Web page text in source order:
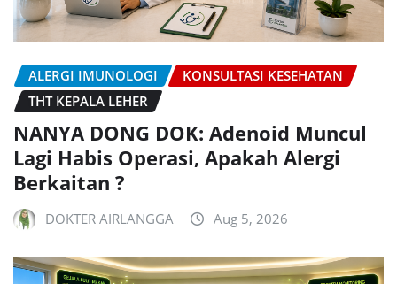
ALERGI IMUNOLOGI
KONSULTASI KESEHATAN
THT KEPALA LEHER
NANYA DONG DOK: Adenoid Muncul
Lagi Habis Operasi, Apakah Alergi
Berkaitan ?
DOKTER AIRLANGGA Aug 5, 2026